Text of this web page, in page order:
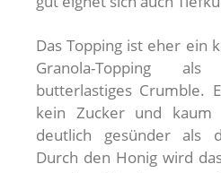
Das Topping ist eher ein
Granola-Topping
butterlastiges Crumble.
kein Zucker und
deutlich gesünder als
Durch den Honig wird